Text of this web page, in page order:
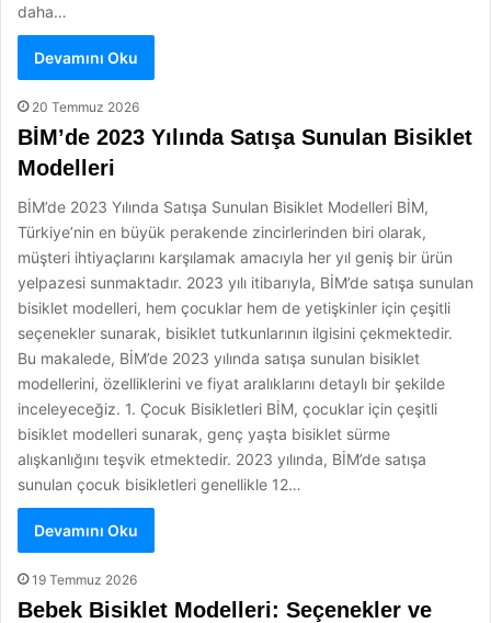
daha…
Devamını Oku
20 Temmuz 2026
BİM’de 2023 Yılında Satışa Sunulan Bisiklet
Modelleri
BİM’de 2023 Yılında Satışa Sunulan Bisiklet Modelleri BİM,
Türkiye’nin en büyük perakende zincirlerinden biri olarak,
müşteri ihtiyaçlarını karşılamak amacıyla her yıl geniş bir ürün
yelpazesi sunmaktadır. 2023 yılı itibarıyla, BİM’de satışa sunulan
bisiklet modelleri, hem çocuklar hem de yetişkinler için çeşitli
seçenekler sunarak, bisiklet tutkunlarının ilgisini çekmektedir.
Bu makalede, BİM’de 2023 yılında satışa sunulan bisiklet
modellerini, özelliklerini ve fiyat aralıklarını detaylı bir şekilde
inceleyeceğiz. 1. Çocuk Bisikletleri BİM, çocuklar için çeşitli
bisiklet modelleri sunarak, genç yaşta bisiklet sürme
alışkanlığını teşvik etmektedir. 2023 yılında, BİM’de satışa
sunulan çocuk bisikletleri genellikle 12…
Devamını Oku
19 Temmuz 2026
Bebek Bisiklet Modelleri: Seçenekler ve